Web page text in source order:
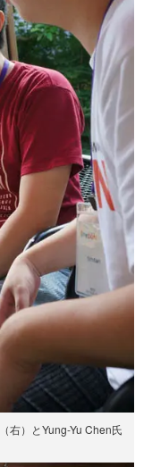
（右）とYung-Yu Chen氏